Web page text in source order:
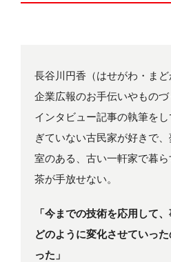
長谷川円香（はせがわ・まど
企業広報のお手伝いやものづ
インタビュー記事の執筆を
ぎていない古民家が好きで
室のある、古い一軒家で暮
茶が手放せない。
「今までの技術を応用して
どのように変化させていっ
った」